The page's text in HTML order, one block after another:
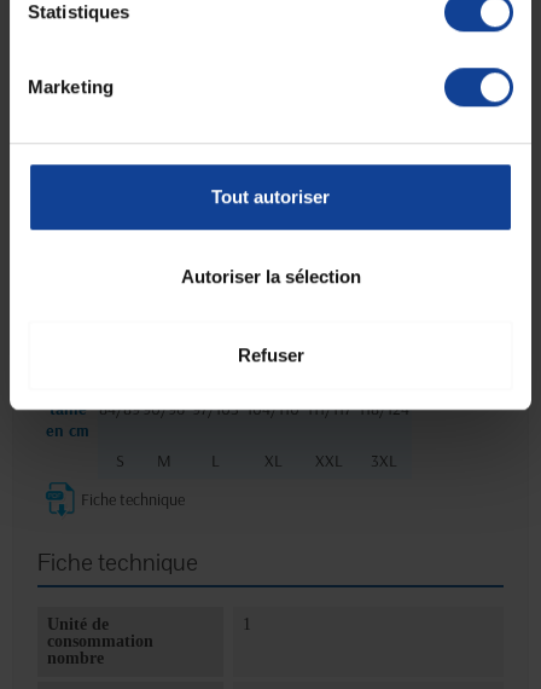
Statistiques
Marketing
Tout autoriser
Autoriser la sélection
Refuser
100% Coton peigné doux, naturel, respirant et
Entretien facile : lavable en machine à 90°C et séchable en
Convient aux hommes et aux femmes
Correspondance des tailles
Taille Taille 3 Taille 4Taille 5Taille 6
taille
en cm
84/8990/96 97/103 104/110 111/117 118/124
S M L XL XXL
3XL
Fiche technique
Fiche technique
Unité de
consommation
nombre